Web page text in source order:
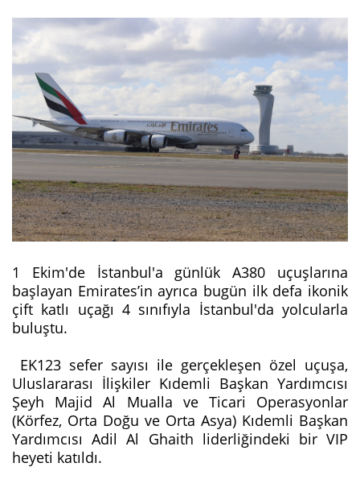
1 Ekim'de İstanbul'a günlük A380 uçuşlarına
başlayan Emirates’in ayrıca bugün ilk defa ikonik
çift katlı uçağı 4 sınıfıyla İstanbul'da yolcularla
buluştu.
EK123 sefer sayısı ile gerçekleşen özel uçuşa,
Uluslararası İlişkiler Kıdemli Başkan Yardımcısı
Şeyh Majid Al Mualla ve Ticari Operasyonlar
(Körfez, Orta Doğu ve Orta Asya) Kıdemli Başkan
Yardımcısı Adil Al Ghaith liderliğindeki bir VIP
heyeti katıldı.